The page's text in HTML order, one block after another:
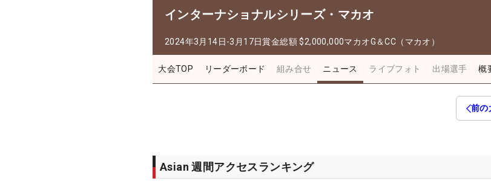
インターナショナルシリーズ・マカオ
2024年3月14日-3月17日賞金総額 $2,000,000マカオG＆CC（マカオ）
大会TOP リーダーボード 組み合せ ニュース ライブフォト 出場選手 概
前の
Asian 週間アクセスランキング